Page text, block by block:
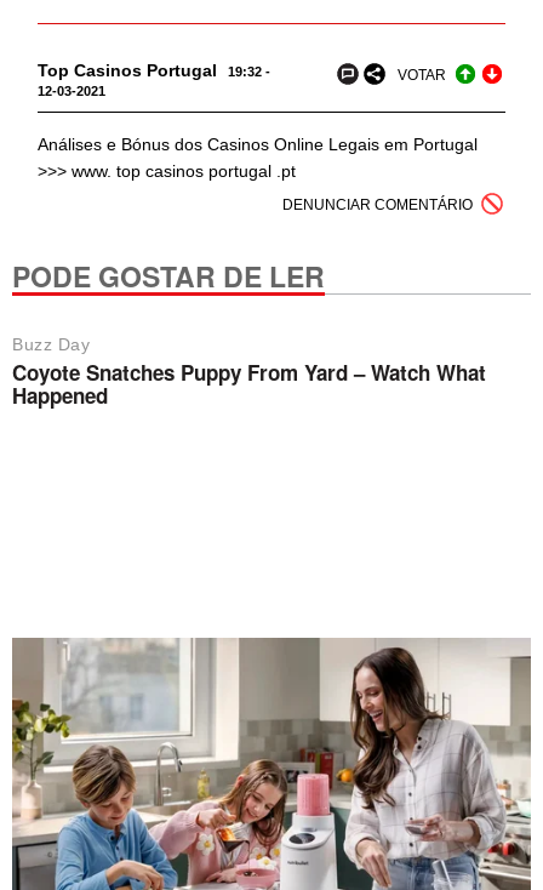
Top Casinos Portugal
19:32 -
12-03-2021
VOTAR
Análises e Bónus dos Casinos Online Legais em Portugal
>>> www. top casinos portugal .pt
DENUNCIAR COMENTÁRIO